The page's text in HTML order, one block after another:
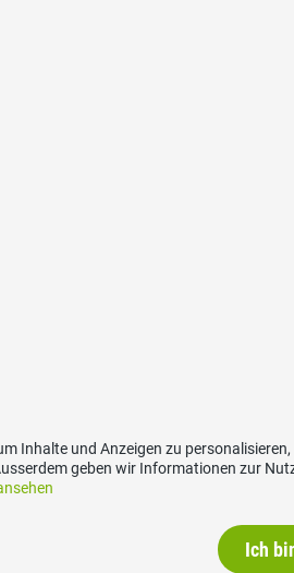
Inhalte und Anzeigen zu
geben wir Informationen zur
Ich